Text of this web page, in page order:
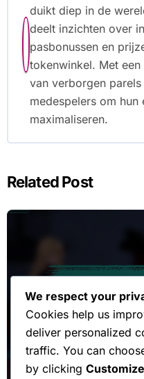
duikt diep in de
deelt inzichten over
pasbonussen en
tokenwinkel. Met
van verborgen
medespelers om
maximaliseren.
Related Post
Evenement Token
Event Token
We respect your
Cookies help us
deliver personalized
traffic. You can
by clicking Customize